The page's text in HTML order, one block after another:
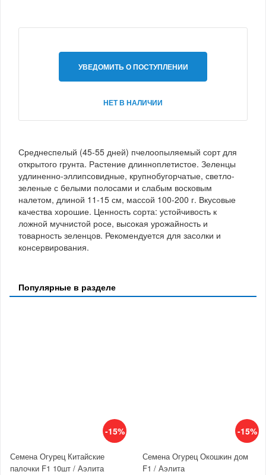
УВЕДОМИТЬ О ПОСТУПЛЕНИИ
НЕТ В НАЛИЧИИ
Среднеспелый (45-55 дней) пчелоопыляемый сорт для
открытого грунта. Растение длинноплетистое. Зеленцы
удлиненно-эллипсовидные, крупнобугорчатые, светло-
зеленые с белыми полосами и слабым восковым
налетом, длиной 11-15 см, массой 100-200 г. Вкусовые
качества хорошие. Ценность сорта: устойчивость к
ложной мучнистой росе, высокая урожайность и
товарность зеленцов. Рекомендуется для засолки и
консервирования.
Популярные в разделе
-15%
Семена Огурец Китайские
палочки F1 10шт / Аэлита
-15%
Семена Огурец Окошкин дом
F1 / Аэлита